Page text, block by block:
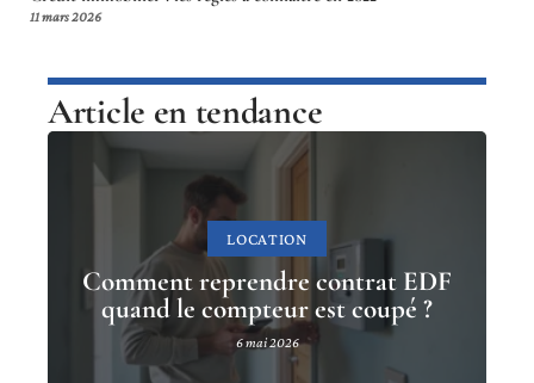
11 mars 2026
Article en tendance
LOCATION
Comment reprendre contrat EDF
quand le compteur est coupé ?
6 mai 2026